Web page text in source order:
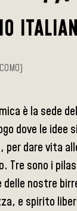
è la sede
dove le idee
per dare vita
Tre sono i
delle nostre
e spirito